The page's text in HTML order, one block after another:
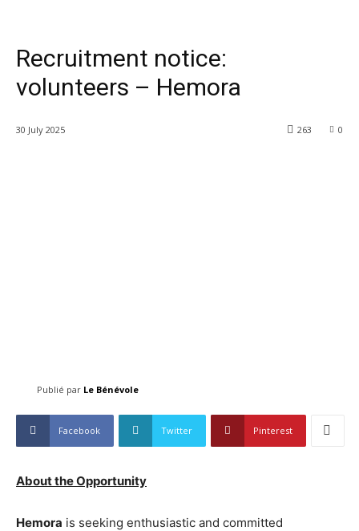
Recruitment notice:
volunteers – Hemora
30 July 2025 0
263
Publié par Le Bénévole
Facebook Twitter Pinterest
About the Opportunity
Hemora is seeking enthusiastic and committed